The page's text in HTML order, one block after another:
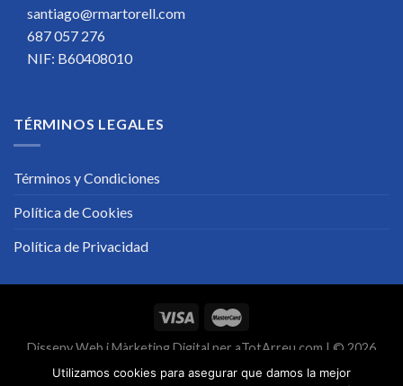
santiago@rmartorell.com
687 057 276
NIF: B60408010
TÉRMINOS LEGALES
Términos y Condiciones
Política de Cookies
Política de Privacidad
Disseny Web iMàrketing Digital per aTotArreu.com | © 2026
Utilizamos cookies para asegurar que damos la mejor